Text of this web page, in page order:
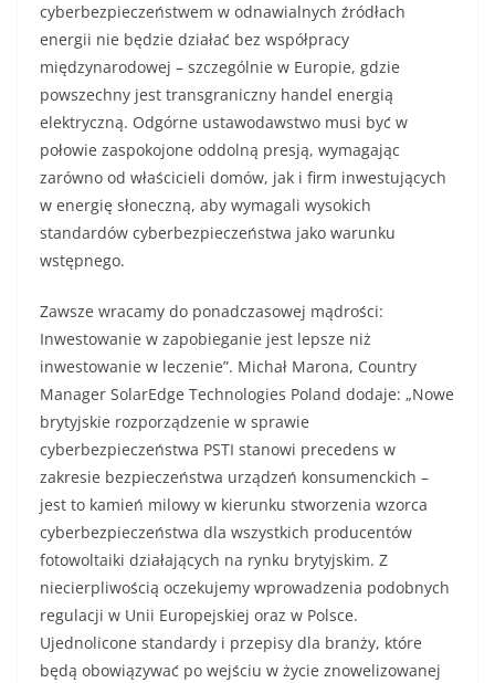
cyberbezpieczeństwem w odnawialnych źródłach
energii nie będzie działać bez współpracy
międzynarodowej – szczególnie w Europie, gdzie
powszechny jest transgraniczny handel energią
elektryczną. Odgórne ustawodawstwo musi być w
połowie zaspokojone oddolną presją, wymagając
zarówno od właścicieli domów, jak i firm inwestujących
w energię słoneczną, aby wymagali wysokich
standardów cyberbezpieczeństwa jako warunku
wstępnego.
Zawsze wracamy do ponadczasowej mądrości:
Inwestowanie w zapobieganie jest lepsze niż
inwestowanie w leczenie”. Michał Marona, Country
Manager SolarEdge Technologies Poland dodaje: „Nowe
brytyjskie rozporządzenie w sprawie
cyberbezpieczeństwa PSTI stanowi precedens w
zakresie bezpieczeństwa urządzeń konsumenckich –
jest to kamień milowy w kierunku stworzenia wzorca
cyberbezpieczeństwa dla wszystkich producentów
fotowoltaiki działających na rynku brytyjskim. Z
niecierpliwością oczekujemy wprowadzenia podobnych
regulacji w Unii Europejskiej oraz w Polsce.
Ujednolicone standardy i przepisy dla branży, które
będą obowiązywać po wejściu w życie znowelizowanej